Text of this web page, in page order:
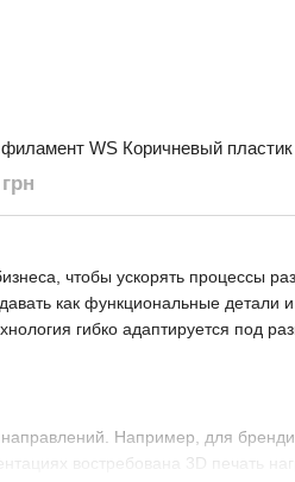
чтобы ускорять процессы
как функциональные детали
гибко адаптируется под
Например, для
востребована 3D печать